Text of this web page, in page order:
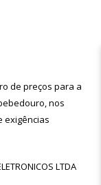
de preços para a
nos
exigências
LTDA